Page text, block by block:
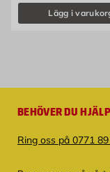
Lägg i
BEHÖVER DU
Ring oss på 0771